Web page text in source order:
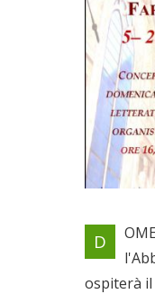
13^
Dal
26/06/
D
ospiterà